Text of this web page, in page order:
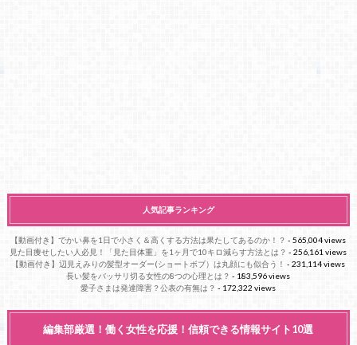
人気記事ランキング
【動画付き】でかい鼻を1日で小さく＆高くする方法は果たしてあるのか！？ - 565,004 views
見た目痩せしたい人必見！「見た目体重」を1ヶ月で10キロ減らす方法とは？ - 256,161 views
【動画付き】辺見えみりの髪型オーダー(ショートボブ）は丸顔にも似合う！ - 231,114 views
長い髪をバッサリ切る女性の8つの心理とは？ - 183,596 views
愛子さまは発達障害？公表の有無は？ - 172,322 views
編集部厳選！働く女性を応援！信頼できる情報サイト10選